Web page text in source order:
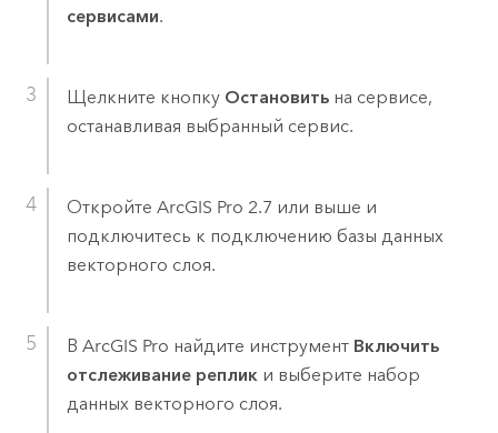
сервисами.
Щелкните кнопку Остановитьна сервисе,
останавливая выбранный сервис.
Откройте ArcGIS Pro 2.7 или выше и
подключитесь к подключению базы данных
векторного слоя.
В ArcGIS Pro найдите инструмент Включить
отслеживание реплики выберите набор
данных векторного слоя.